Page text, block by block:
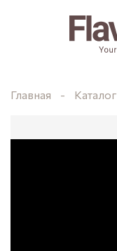
Главная Каталог